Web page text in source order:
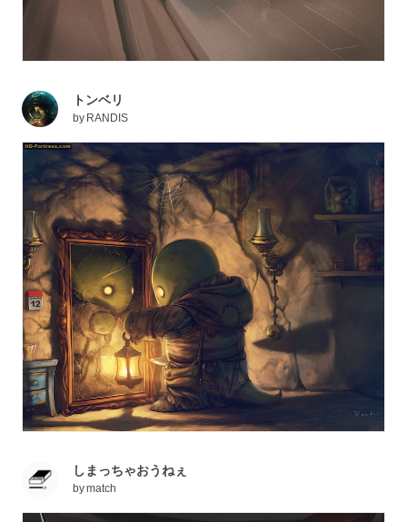
トンベリ
by RANDIS
しまっちゃおうねぇ
bymatch